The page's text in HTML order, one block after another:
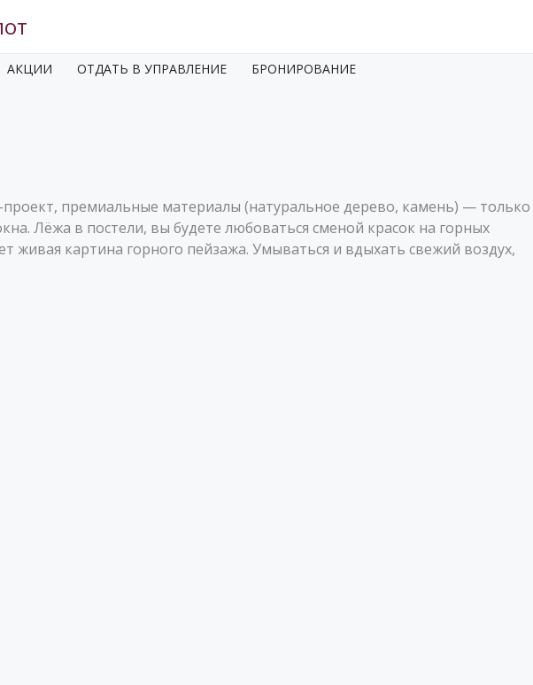
АКЦИИ ОТДАТЬ В УПРАВЛЕНИЕ БРОНИРОВАНИЕ
премиальные материалы (натуральное дерево, камень) — только
Лёжа в постели, вы будете любоваться сменой красок на горных
живая картина горного пейзажа. Умываться и вдыхать свежий воздух,